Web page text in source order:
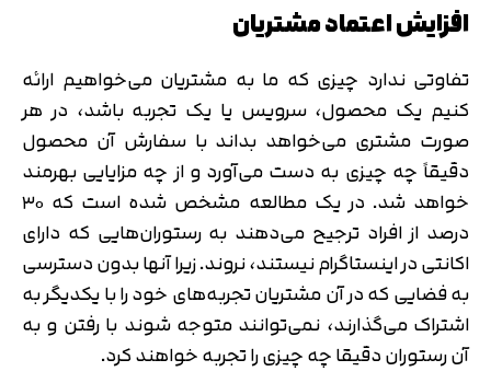
افزایش اعتماد مشتریان
تفاوتی ندارد چیزی که ما به مشتریان می‌خواهیم ارائه
کنیم یک محصول، سرویس یا یک تجربه باشد، در هر
صورت مشتری می‌خواهد بداند با سفارش آن محصول
دقیقاً چه چیزی به دست می‌آورد و از چه مزایایی بهرمند
خواهد شد. در یک مطالعه مشخص شده است که ۳۰
درصد از افراد ترجیح می‌دهند به رستوران‌هایی که دارای
اکانتی در اینستاگرام نیستند، نروند. زیرا آنها بدون دسترسی
به فضایی که در آن مشتریان تجربه‌های خود را با یکدیگر به
اشتراک می‌گذارند، نمی‌توانند متوجه شوند با رفتن و به
آن رستوران دقیقا چه چیزی را تجربه خواهند کرد.